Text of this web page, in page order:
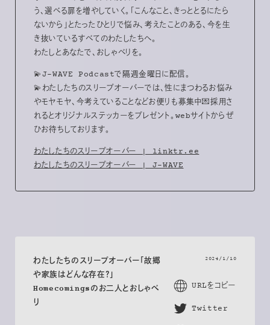
う、選べる扉を増やしていく。「こんなこと、きっととるにたら
ないから」とたったひとりで悩み、考えたことのある、今を生
き抜いているすべてのわたしたちへ。
わたしとあなたで、おしゃべりを。
💫J-WAVE Podcastで隔週金曜日に配信。
💫わたしたちのスリープオーバーでは、性にまつわるお悩み
やモヤモヤ、今考えていることなどお便りも募集中💌採用さ
れるとオリジナルステッカーをプレゼント。webサイトからぜ
ひお待ちしております。
わたしたちのスリープオーバー | linktr.ee
わたしたちのスリープオーバー | J-WAVE
わたしたちのスリープオーバー「故郷
や家族はどんな存在？」
Homecomingsのお二人とおしゃべ
り
2024/1/10
URLをコピー
Twitter